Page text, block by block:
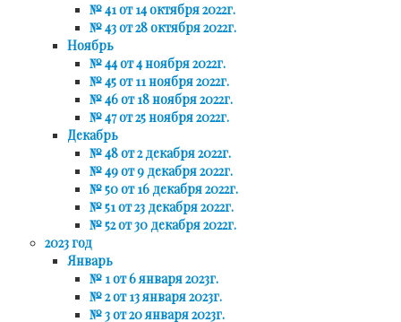
№ 41 от 14 октября 2022г.
№ 43 от 28 октября 2022г.
Ноябрь
№ 44 от 4 ноября 2022г.
№ 45 от 11 ноября 2022г.
№ 46 от 18 ноября 2022г.
№ 47 от 25 ноября 2022г.
Декабрь
№ 48 от 2 декабря 2022г.
№ 49 от 9 декабря 2022г.
№ 50 от 16 декабря 2022г.
№ 51 от 23 декабря 2022г.
№ 52 от 30 декабря 2022г.
2023 год
Январь
№ 1 от 6 января 2023г.
№ 2 от 13 января 2023г.
№ 3 от 20 января 2023г.